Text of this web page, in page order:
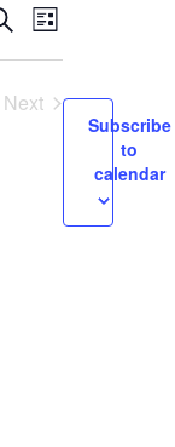
and
Navigation
Event
Liste
Next
Subscribe
to
calendar